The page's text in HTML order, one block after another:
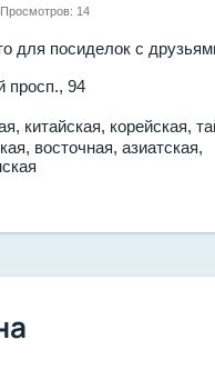
Просмотров: 14
для посиделок с
просп., 94
китайская, корейская,
восточная, азиатская,